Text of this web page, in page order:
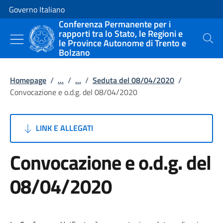
Vai al contenuto
Vai alla navigazione del sito
Governo Italiano
Conferenza Permanente per i
rapporti tra lo Stato, le Regioni e
le Province Autonome di Trento e
Bolzano
Cerca
Homepage / ... / ... / Seduta del 08/04/2020 /
Convocazione e o.d.g. del 08/04/2020
LINK E ALLEGATI
Convocazione e o.d.g. del
08/04/2020